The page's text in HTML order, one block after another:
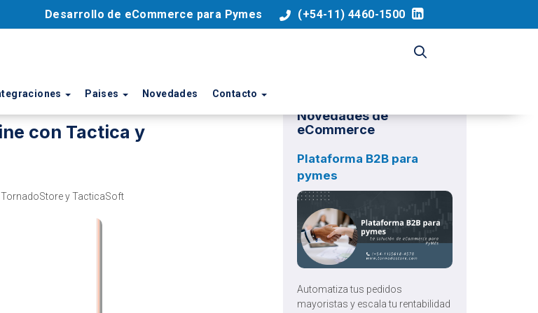
Desarrollo de eCommerce para Pymes (+54-11) 4460-1500
Paises Novedades Contacto
con Tactica y
y TacticaSoft
Novedades de
eCommerce
Plataforma B2B para
pymes
Automatiza tus pedidos
mayoristas y escala tu rentabilidad